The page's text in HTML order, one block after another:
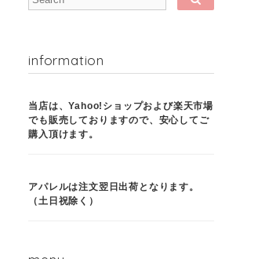
information
当店は、Yahoo!ショップおよび楽天市場
でも販売しておりますので、安心してご
購入頂けます。
アパレルは注文翌日出荷となります。
（土日祝除く）